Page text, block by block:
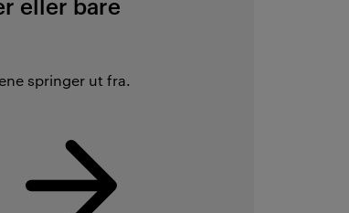
springer ut fra.